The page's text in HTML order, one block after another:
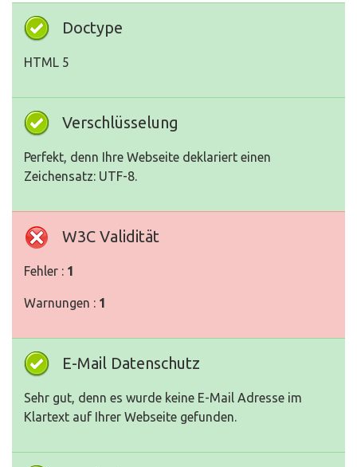
Doctype
HTML 5
Verschlüsselung
Perfekt, denn Ihre Webseite deklariert einen
Zeichensatz: UTF-8.
W3C Validität
Fehler : 1
Warnungen : 1
E-Mail Datenschutz
Sehr gut, denn es wurde keine E-Mail Adresse im
Klartext auf Ihrer Webseite gefunden.